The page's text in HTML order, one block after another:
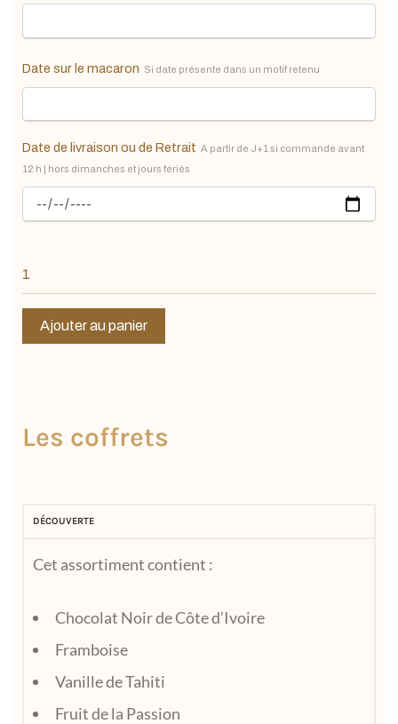
Date sur le macaron Si date présente dans un motif retenu
Date de livraison ou de Retrait A partir de J+1 si commande avant
12 h | hors dimanches et jours fériés
Ajouter au panier
Les coffrets
DÉCOUVERTE
Cet assortiment contient :
Chocolat Noir de Côte d’Ivoire
Framboise
Vanille de Tahiti
Fruit de la Passion